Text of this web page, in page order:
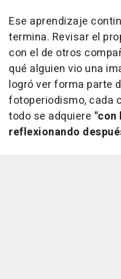
Ese aprendizaje
termina. Revisar el
con el de otros
qué alguien vio una
logró ver forma parte
fotoperiodismo, cada
todo se adquiere "con
reflexionando